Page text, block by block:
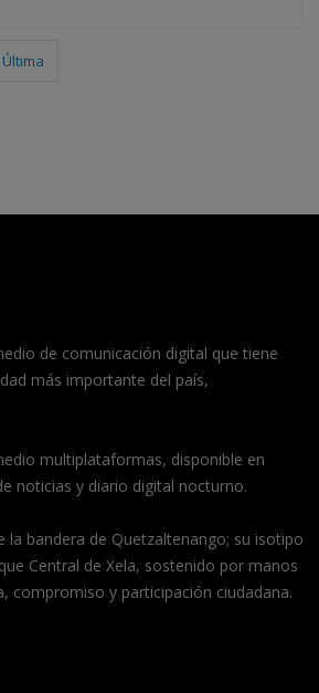
Última
de comunicación digital que tiene
más importante del país,
multiplataformas, disponible en
noticias y diario digital nocturno.
la bandera de Quetzaltenango; su isotipo
Central de Xela, sostenido por manos
compromiso y participación ciudadana.